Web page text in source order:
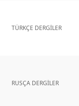
TÜRKÇE DERGİLER
RUSÇA DERGİLER